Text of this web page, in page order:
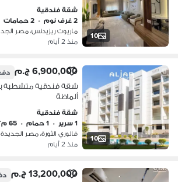
10
قلب مصر الجديده
سوديك
شقة فندقية
2 غرف نوم
• 2 حمامات
ماريوت ريزيدنس، مصر
منذ 2 أيام
10
6,900,000 ج.م
شقة فندقية متشطبة
ألماظة
شقة فندقية
1 سرير
• 1 حمام • 65 م٢
فالوري الثورة، مصر الجديدة
منذ 2 أيام
13,200,000 ج.م